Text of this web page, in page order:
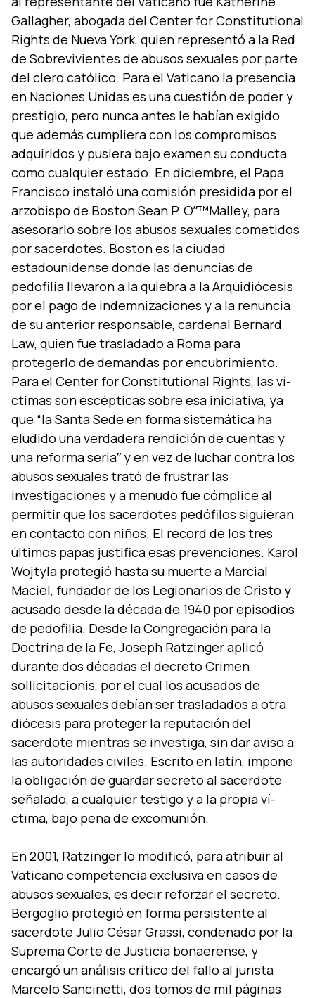
Gallagher, abogada del Center for Constitutional
Rights de Nueva York, quien representó a la Red
de Sobrevivientes de abusos sexuales por parte
del clero católico. Para el Vaticano la presencia
en Naciones Unidas es una cuestión de poder y
prestigio, pero nunca antes le habí­an exigido
que además cumpliera con los compromisos
adquiridos y pusiera bajo examen su conducta
como cualquier estado. En diciembre, el Papa
Francisco instaló una comisión presidida por el
arzobispo de Boston Sean P. Oˮ™Malley, para
asesorarlo sobre los abusos sexuales cometidos
por sacerdotes. Boston es la ciudad
estadounidense donde las denuncias de
pedofilia llevaron a la quiebra a la Arquidiócesis
por el pago de indemnizaciones y a la renuncia
de su anterior responsable, cardenal Bernard
Law, quien fue trasladado a Roma para
protegerlo de demandas por encubrimiento.
Para el Center for Constitutional Rights, las ví­
ctimas son escépticas sobre esa iniciativa, ya
que “la Santa Sede en forma sistemática ha
eludido una verdadera rendición de cuentas y
una reforma seriaˮ y en vez de luchar contra los
abusos sexuales trató de frustrar las
investigaciones y a menudo fue cómplice al
permitir que los sacerdotes pedófilos siguieran
en contacto con niños. El record de los tres
últimos papas justifica esas prevenciones. Karol
Wojtyla protegió hasta su muerte a Marcial
Maciel, fundador de los Legionarios de Cristo y
acusado desde la década de 1940 por episodios
de pedofilia. Desde la Congregación para la
Doctrina de la Fe, Joseph Ratzinger aplicó
durante dos décadas el decreto Crimen
sollicitacionis, por el cual los acusados de
abusos sexuales debí­an ser trasladados a otra
diócesis para proteger la reputación del
sacerdote mientras se investiga, sin dar aviso a
las autoridades civiles. Escrito en latí­n, impone
la obligación de guardar secreto al sacerdote
señalado, a cualquier testigo y a la propia ví­
ctima, bajo pena de excomunión.
En 2001, Ratzinger lo modificó, para atribuir al
Vaticano competencia exclusiva en casos de
abusos sexuales, es decir reforzar el secreto.
Bergoglio protegió en forma persistente al
sacerdote Julio César Grassi, condenado por la
Suprema Corte de Justicia bonaerense, y
encargó un análisis crí­tico del fallo al jurista
Marcelo Sancinetti, dos tomos de mil páginas